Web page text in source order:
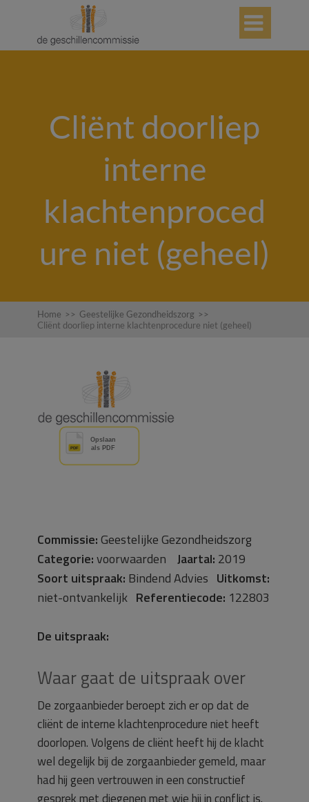

Cliënt doorliep
interne
klachtenproced
ure niet (geheel)
Home >> Geestelijke Gezondheidszorg >>
Cliënt doorliep interne klachtenprocedure niet (geheel)
Commissie:Geestelijke Gezondheidszorg
Categorie:voorwaarden Jaartal: 2019
Soort uitspraak: Bindend Advies Uitkomst:
niet-ontvankelijk Referentiecode: 122803
De uitspraak:
Waar gaat de uitspraak over
De zorgaanbieder beroept zich er op dat de
cliënt de interne klachtenprocedure niet heeft
doorlopen. Volgens de cliënt heeft hij de klacht
wel degelijk bij de zorgaanbieder gemeld, maar
had hij geen vertrouwen in een constructief
gesprek met diegenen met wie hij in conflict is.